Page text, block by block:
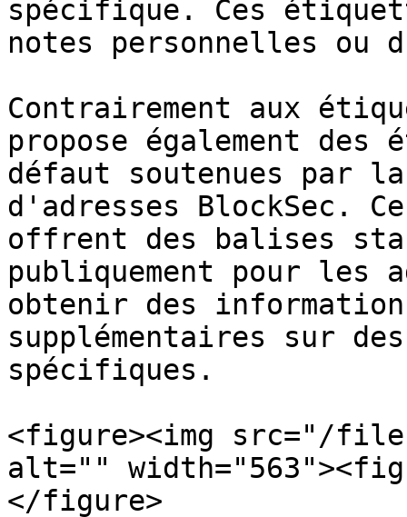
spécifique. Ces
notes personnelles ou
Contrairement aux
propose également
défaut soutenues par
d'adresses BlockSec.
offrent des balises
publiquement pour les
obtenir des
supplémentaires sur
spécifiques.
<figure><img src="/
alt=""
</figure>